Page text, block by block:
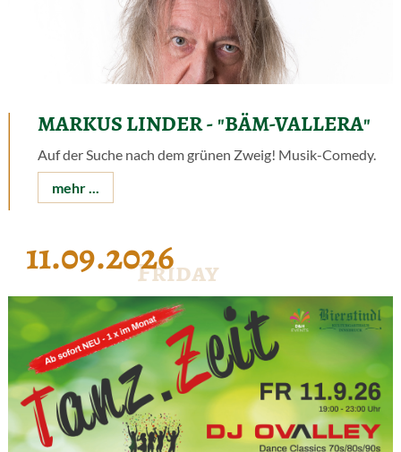
MARKUS LINDER - "BÄM-VALLERA"
Auf der Suche nach dem grünen Zweig! Musik-Comedy.
mehr ...
Friday
11.09.2026